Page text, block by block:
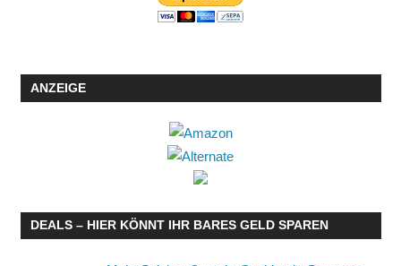
ANZEIGE
DEALS – HIER KÖNNT IHR BARES GELD SPAREN